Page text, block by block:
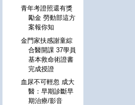
青年考證照還有獎
勵金 勞動部這方
案報你知
金門家扶感謝童綜
合醫開課 37學員
基本救命術證書
完成授證
血尿不可輕忽 成大
醫：早期診斷早
期治療/影音